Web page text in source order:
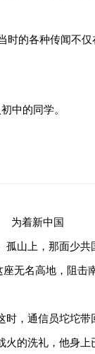
的各种传闻不
中的同学。
为着新中国
山上，那面少
无名高地，阻击
，通信员坨坨
的洗礼，他身上